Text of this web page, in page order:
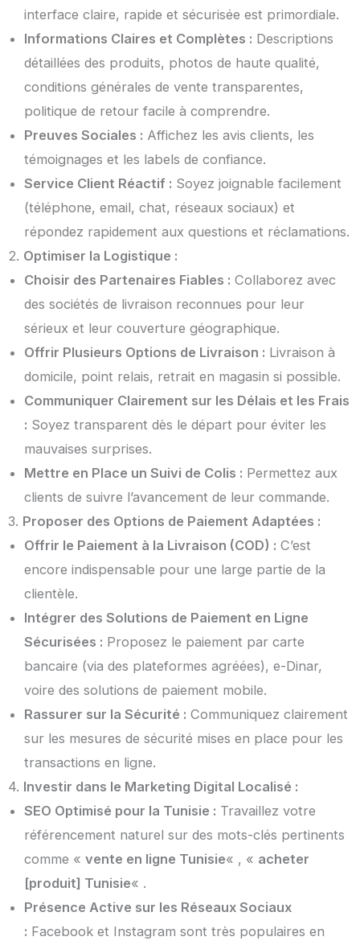
interface claire, rapide et sécurisée est primordiale.
Informations Claires et Complètes : Descriptions
détaillées des produits, photos de haute qualité,
conditions générales de vente transparentes,
politique de retour facile à comprendre.
Preuves Sociales : Affichez les avis clients, les
témoignages et les labels de confiance.
Service Client Réactif : Soyez joignable facilement
(téléphone, email, chat, réseaux sociaux) et
répondez rapidement aux questions et réclamations.
2. Optimiser la Logistique :
Choisir des Partenaires Fiables : Collaborez avec
des sociétés de livraison reconnues pour leur
sérieux et leur couverture géographique.
Offrir Plusieurs Options de Livraison : Livraison à
domicile, point relais, retrait en magasin si possible.
Communiquer Clairement sur les Délais et les Frais
: Soyez transparent dès le départ pour éviter les
mauvaises surprises.
Mettre en Place un Suivi de Colis : Permettez aux
clients de suivre l’avancement de leur commande.
3. Proposer des Options de Paiement Adaptées :
Offrir le Paiement à la Livraison (COD) : C’est
encore indispensable pour une large partie de la
clientèle.
Intégrer des Solutions de Paiement en Ligne
Sécurisées : Proposez le paiement par carte
bancaire (via des plateformes agréées), e-Dinar,
voire des solutions de paiement mobile.
Rassurer sur la Sécurité : Communiquez clairement
sur les mesures de sécurité mises en place pour les
transactions en ligne.
4. Investir dans le Marketing Digital Localisé :
SEO Optimisé pour la Tunisie : Travaillez votre
référencement naturel sur des mots-clés pertinents
comme « vente en ligne Tunisie« , « acheter
[produit] Tunisie« .
Présence Active sur les Réseaux Sociaux
: Facebook et Instagram sont très populaires en